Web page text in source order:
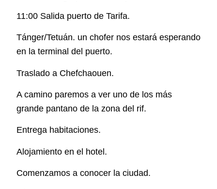
11:00 Salida puerto de Tarifa.
​Tánger/Tetuán. un chofer nos estará esperando
en la terminal del puerto.
Traslado a Chefchaouen.
A camino paremos a ver uno de los más
grande pantano de la zona del rif.
Entrega habitaciones.
Alojamiento en el hotel.
Comenzamos a conocer la ciudad.